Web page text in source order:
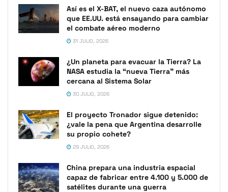
Así es el X-BAT, el nuevo caza autónomo
que EE.UU. está ensayando para cambiar
el combate aéreo moderno
31 JULIO, 2026
¿Un planeta para evacuar la Tierra? La
NASA estudia la “nueva Tierra” más
cercana al Sistema Solar
30 JULIO, 2026
El proyecto Tronador sigue detenido:
¿vale la pena que Argentina desarrolle
su propio cohete?
29 JULIO, 2026
China prepara una industria espacial
capaz de fabricar entre 4.100 y 5.000 de
satélites durante una guerra